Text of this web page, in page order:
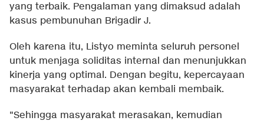
yang terbaik. Pengalaman yang dimaksud adalah
kasus pembunuhan Brigadir J.
Oleh karena itu, Listyo meminta seluruh personel
untuk menjaga soliditas internal dan menunjukkan
kinerja yang optimal. Dengan begitu, kepercayaan
masyarakat terhadap akan kembali membaik.
"Sehingga masyarakat merasakan, kemudian